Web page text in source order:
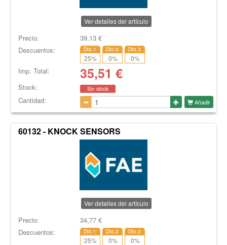
Ver detalles del artículo
Precio: 39,13€
Descuentos:
Dto.1
25%
Dto.2
0%
Dto.3
0%
Imp. Total: 35,51 €
Stock: Sin stock
Cantidad: Añadir
60132 - KNOCK SENSORS
Ver detalles del artículo
Precio: 34,77€
Descuentos:
Dto.1
25%
Dto.2
0%
Dto.3
0%